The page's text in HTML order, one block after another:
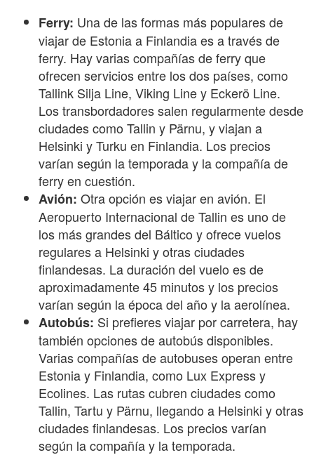
Ferry: Una de las formas más populares de
viajar de Estonia a Finlandia es a través de
ferry. Hay varias compañías de ferry que
ofrecen servicios entre los dos países, como
Tallink Silja Line, Viking Line y Eckerö Line.
Los transbordadores salen regularmente desde
ciudades como Tallin y Pärnu, y viajan a
Helsinki y Turku en Finlandia. Los precios
varían según la temporada y la compañía de
ferry en cuestión.
Avión: Otra opción es viajar en avión. El
Aeropuerto Internacional de Tallin es uno de
los más grandes del Báltico y ofrece vuelos
regulares a Helsinki y otras ciudades
finlandesas. La duración del vuelo es de
aproximadamente 45 minutos y los precios
varían según la época del año y la aerolínea.
Autobús: Si prefieres viajar por carretera, hay
también opciones de autobús disponibles.
Varias compañías de autobuses operan entre
Estonia y Finlandia, como Lux Express y
Ecolines. Las rutas cubren ciudades como
Tallin, Tartu y Pärnu, llegando a Helsinki y otras
ciudades finlandesas. Los precios varían
según la compañía y la temporada.